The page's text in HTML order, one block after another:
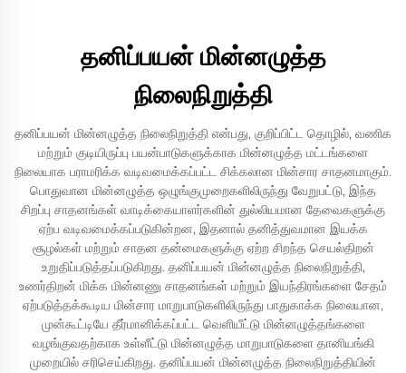
தனிப்பயன் மின்னழுத்த
நிலைநிறுத்தி
தனிப்பயன் மின்னழுத்த நிலைநிறுத்தி என்பது, குறிப்பிட்ட தொழில், வணிக
மற்றும் குடியிருப்பு பயன்பாடுகளுக்காக மின்னழுத்த மட்டங்களை
நிலையாக பராமரிக்க வடிவமைக்கப்பட்ட சிக்கலான மின்சார சாதனமாகும்.
பொதுவான மின்னழுத்த ஒழுங்குமுறைகளிலிருந்து வேறுபட்டு, இந்த
சிறப்பு சாதனங்கள் வாடிக்கையாளர்களின் துல்லியமான தேவைகளுக்கு
ஏற்ப வடிவமைக்கப்படுகின்றன, இதனால் தனித்துவமான இயக்க
சூழல்கள் மற்றும் சாதன தன்மைகளுக்கு ஏற்ற சிறந்த செயல்திறன்
உறுதிப்படுத்தப்படுகிறது. தனிப்பயன் மின்னழுத்த நிலைநிறுத்தி,
உணர்திறன் மிக்க மின்னணு சாதனங்கள் மற்றும் இயந்திரங்களை சேதம்
ஏற்படுத்தக்கூடிய மின்சார மாறுபாடுகளிலிருந்து பாதுகாக்க நிலையான,
முன்கூட்டியே தீர்மானிக்கப்பட்ட வெளியீட்டு மின்னழுத்தங்களை
வழங்குவதற்காக உள்ளீட்டு மின்னழுத்த மாறுபாடுகளை தானியங்கி
முறையில் சரிசெய்கிறது. தனிப்பயன் மின்னழுத்த நிலைநிறுத்தியின்